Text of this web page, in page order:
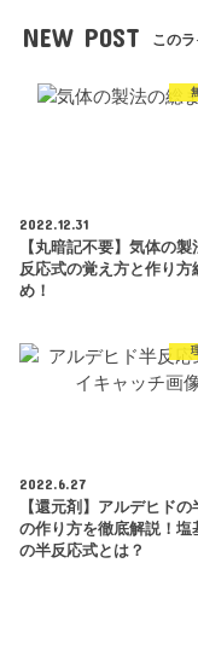
NEW POST この
2022.12.31
【丸暗記不要】気体の
反応式の覚え方と作り方
め！
2022.6.27
【還元剤】アルデヒド
の作り方を徹底解説！塩
の半反応式とは？